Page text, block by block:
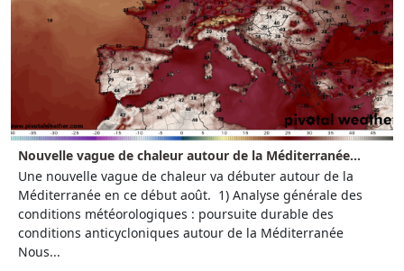
Nouvelle vague de chaleur autour de la Méditerranée...
Une nouvelle vague de chaleur va débuter autour de la
Méditerranée en ce début août. 1) Analyse générale des
conditions météorologiques : poursuite durable des
conditions anticycloniques autour de la Méditerranée
Nous...